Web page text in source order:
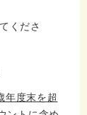
くださ
年度末を超